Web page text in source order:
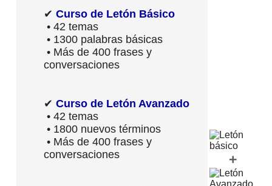
✔ Curso de Letón Básico
• 42 temas
• 1300 palabras básicas
• Más de 400 frases y
conversaciones
✔ Curso de Letón Avanzado
• 42 temas
• 1800 nuevos términos
• Más de 400 frases y
conversaciones
+